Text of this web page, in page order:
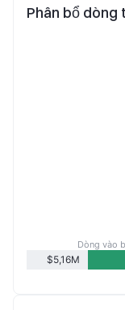
Phân bổ dòng
Dòng vào
$5,16M